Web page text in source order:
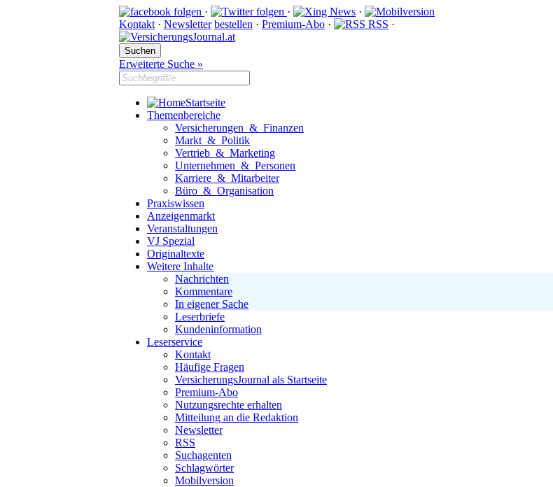
· ·
·
Kontakt · Newsletter bestellen · Premium-Abo · RSS ·
Erweiterte Suche »
Startseite
Themenbereiche
Versicherungen & Finanzen
Markt & Politik
Vertrieb & Marketing
Unternehmen & Personen
Karriere & Mitarbeiter
Büro & Organisation
Praxiswissen
Anzeigenmarkt
Veranstaltungen
VJ Spezial
Originaltexte
Weitere Inhalte
Nachrichten
Kommentare
In eigener Sache
Leserbriefe
Kundeninformation
Leserservice
Kontakt
Häufige Fragen
VersicherungsJournal als Startseite
Premium-Abo
Nutzungsrechte erhalten
Mitteilung an die Redaktion
Newsletter
RSS
Suchagenten
Schlagwörter
Mobilversion